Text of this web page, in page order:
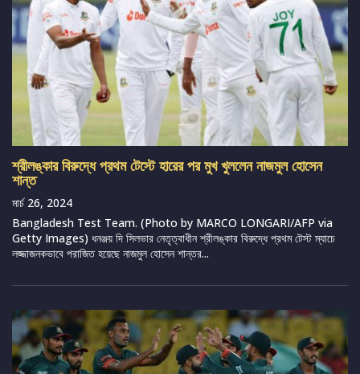
শ্রীলঙ্কার বিরুদ্ধে প্রথম টেস্টে হারের পর মুখ খুললেন নাজমুল হোসেন
শান্ত
মার্চ 26, 2024
Bangladesh Test Team. (Photo by MARCO LONGARI/AFP via
Getty Images) ধনঞ্জয় দি সিলভার নেতৃত্বাধীন শ্রীলঙ্কার বিরুদ্ধে প্রথম টেস্ট ম্যাচে
লজ্জাজনকভাবে পরাজিত হয়েছে নাজমুল হোসেন শান্তর...